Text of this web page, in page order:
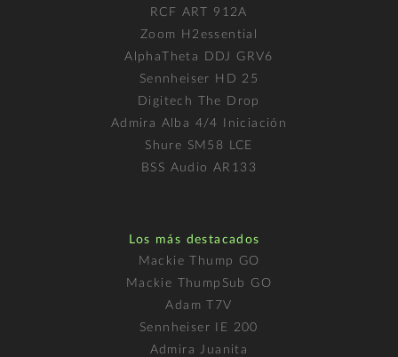
RCF ART 912A
Zoom H2essential
AlphaTheta DDJ GRV6
Sennheiser HD 25
Digitech The Drop
Admira Alba 4/4 Iniciación
Shure SM58 LCE
BSS Audio AR133
Los más destacados
Mackie Thump GO
Mackie ThumpSub GO
Adam T7V
Sennheiser IE 200
Admira Juanita